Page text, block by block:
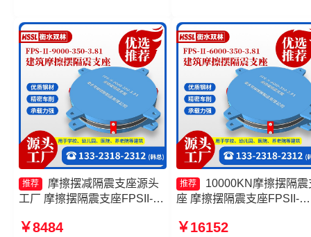
擦摆减隔震球型支座源头工厂
推荐
摩擦摆减隔震支座源头
工厂 摩擦摆隔震支座FPSII-
座FPSII-1000-400-4.11源头
￥8484
推荐
10000KN摩擦摆隔震
座 摩擦摆隔震支座FPSII-
摆式减隔震支座厂家 摩擦
￥16152